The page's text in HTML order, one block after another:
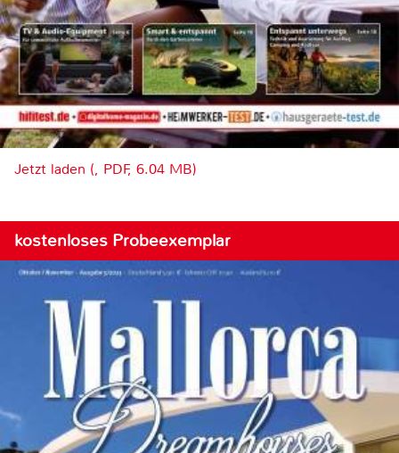
Jetzt laden (, PDF, 6.04 MB)
kostenloses Probeexemplar